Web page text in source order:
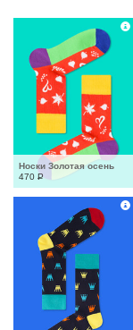
Носки Золотая осень
470 Р